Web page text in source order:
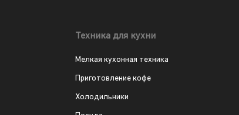
Техника для кухни
Мелкая кухонная техника
Приготовление кофе
Холодильники